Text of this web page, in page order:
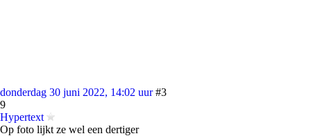
donderdag 30 juni 2022, 14:02 uur #3
9
Hypertext
Op foto lijkt ze wel een dertiger